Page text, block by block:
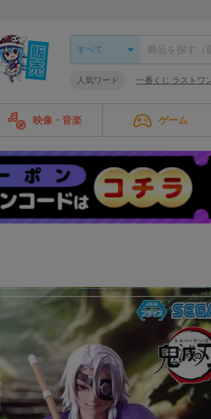
人気ワード 一番くじ ラストワ
映像・音楽 ゲーム